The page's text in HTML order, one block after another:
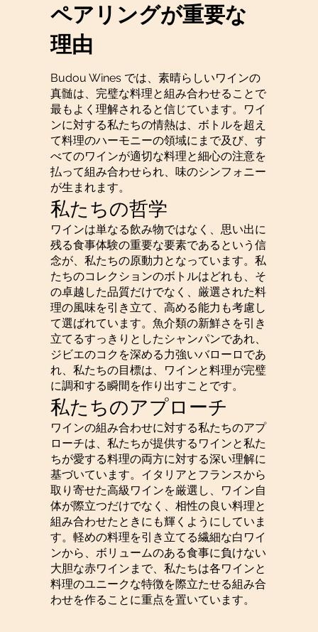
ペアリングが重要な
理由
Budou Wines では、素晴らしいワインの
真髄は、完璧な料理と組み合わせることで
最もよく理解されると信じています。ワイ
ンに対する私たちの情熱は、ボトルを超え
て料理のハーモニーの領域にまで及び、す
べてのワインが適切な料理と細心の注意を
払って組み合わせられ、味のシンフォニー
が生まれます。
私たちの哲学
ワインは単なる飲み物ではなく、思い出に
残る食事体験の重要な要素であるという信
念が、私たちの原動力となっています。私
たちのコレクションのボトルはどれも、そ
の卓越した品質だけでなく、厳選された料
理の風味を引き立て、高める能力も考慮し
て選ばれています。魚介類の新鮮さを引き
立てるすっきりとしたシャンパンであれ、
ジビエのコクを深める力強いバローロであ
れ、私たちの目標は、ワインと料理が完璧
に調和する瞬間を作り出すことです。
私たちのアプローチ
ワインの組み合わせに対する私たちのアプ
ローチは、私たちが提供するワインと私た
ちが愛する料理の両方に対する深い理解に
基づいています。イタリアとフランスから
取り寄せた高級ワインを厳選し、ワイン自
体が際立つだけでなく、相性の良い料理と
組み合わせたときにも輝くようにしていま
す。軽めの料理を引き立てる繊細な白ワイ
ンから、ボリュームのある食事に負けない
大胆な赤ワインまで、私たちは各ワインと
料理のユニークな特徴を際立たせる組み合
わせを作ることに重点を置いています。